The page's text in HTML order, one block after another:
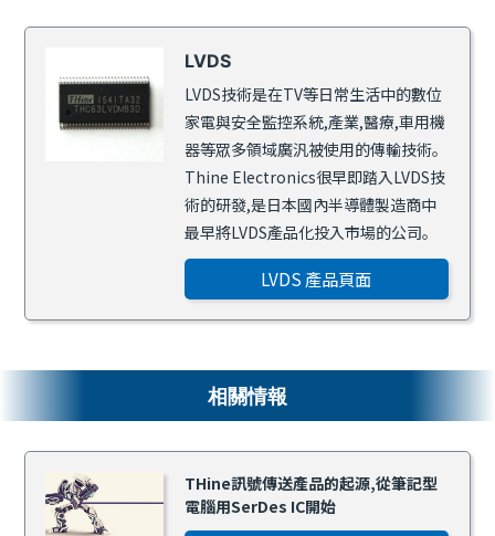
LVDS
LVDS技術是在TV等日常生活中的數位
家電與安全監控系統,產業,醫療,車用機
器等眾多領域廣汎被使用的傳輸技術。
Thine Electronics很早即踏入LVDS技
術的研發,是日本國內半導體製造商中
最早將LVDS產品化投入市場的公司。
LVDS 產品頁面
相關情報
THine訊號傳送產品的起源,從筆記型
電腦用SerDes IC開始